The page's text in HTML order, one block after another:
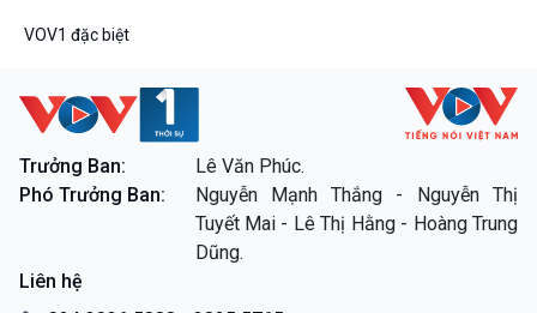
VOV1 đặc biệt
Trưởng Ban:
Lê Văn Phúc.
Phó Trưởng Ban:
Nguyễn Mạnh Thắng - Nguyễn Thị
Tuyết Mai - Lê Thị Hằng - Hoàng Trung
Dũng.
Liên hệ